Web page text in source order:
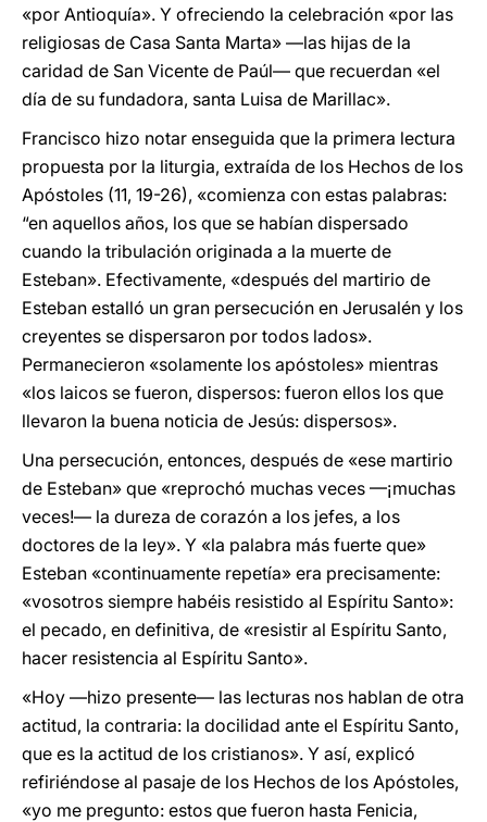
«por Antioquía». Y ofreciendo la celebración «por las
religiosas de Casa Santa Marta» —las hijas de la
caridad de San Vicente de Paúl— que recuerdan «el
día de su fundadora, santa Luisa de Marillac».
Francisco hizo notar enseguida que la primera lectura
propuesta por la liturgia, extraída de los Hechos de los
Apóstoles (11, 19-26), «comienza con estas palabras:
“en aquellos años, los que se habían dispersado
cuando la tribulación originada a la muerte de
Esteban». Efectivamente, «después del martirio de
Esteban estalló un gran persecución en Jerusalén y los
creyentes se dispersaron por todos lados».
Permanecieron «solamente los apóstoles» mientras
«los laicos se fueron, dispersos: fueron ellos los que
llevaron la buena noticia de Jesús: dispersos».
Una persecución, entonces, después de «ese martirio
de Esteban» que «reprochó muchas veces —¡muchas
veces!— la dureza de corazón a los jefes, a los
doctores de la ley». Y «la palabra más fuerte que»
Esteban «continuamente repetía» era precisamente:
«vosotros siempre habéis resistido al Espíritu Santo»:
el pecado, en definitiva, de «resistir al Espíritu Santo,
hacer resistencia al Espíritu Santo».
«Hoy —hizo presente— las lecturas nos hablan de otra
actitud, la contraria: la docilidad ante el Espíritu Santo,
que es la actitud de los cristianos». Y así, explicó
refiriéndose al pasaje de los Hechos de los Apóstoles,
«yo me pregunto: estos que fueron hasta Fenicia,